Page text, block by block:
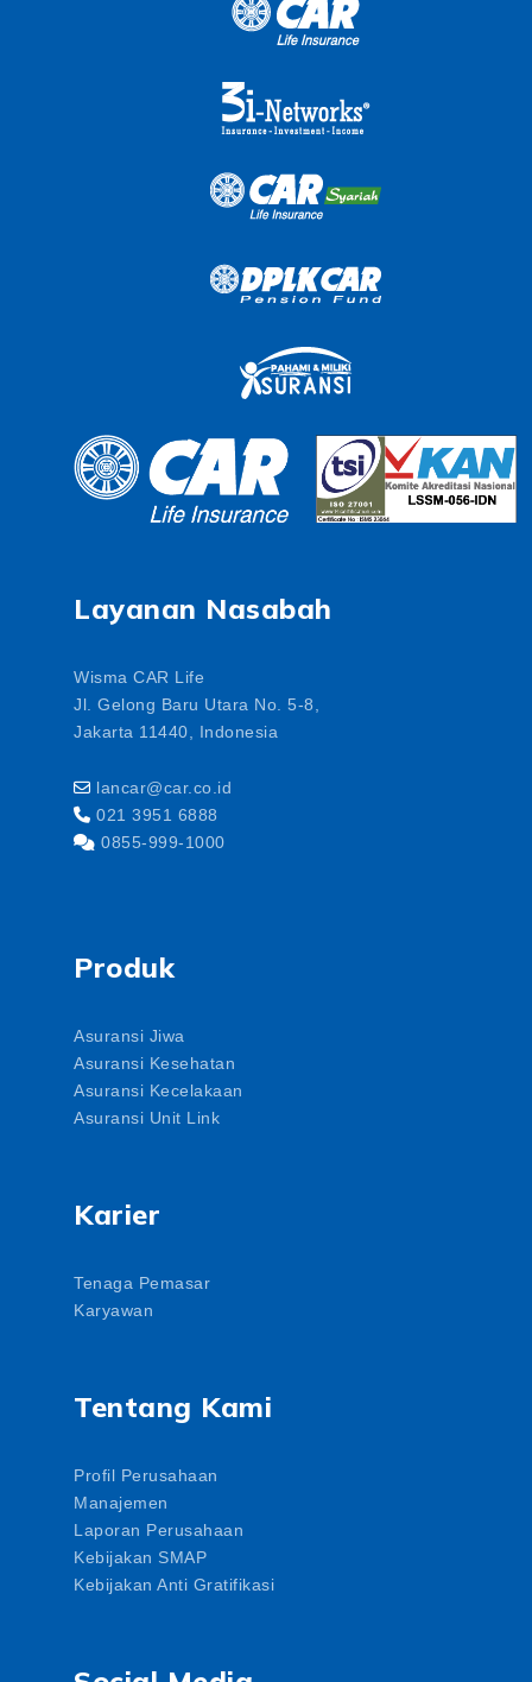
Layanan Nasabah
Wisma CAR Life
Jl. Gelong Baru Utara No. 5-8,
Jakarta 11440, Indonesia
lancar@car.co.id
021 3951 6888
0855-999-1000
Produk
Asuransi Jiwa
Asuransi Kesehatan
Asuransi Kecelakaan
Asuransi Unit Link
Karier
Tenaga Pemasar
Karyawan
Tentang Kami
Profil Perusahaan
Manajemen
Laporan Perusahaan
Kebijakan SMAP
Kebijakan Anti Gratifikasi